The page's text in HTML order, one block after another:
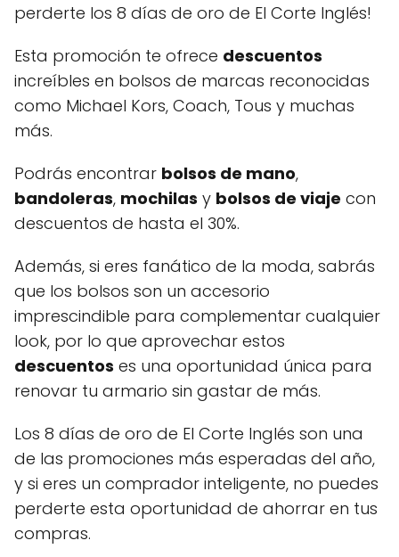
perderte los 8 días de oro de El Corte Inglés!
Esta promoción te ofrece descuentos
increíbles en bolsos de marcas reconocidas
como Michael Kors, Coach, Tous y muchas
más.
Podrás encontrar bolsos de mano,
bandoleras, mochilas y bolsos de viaje con
descuentos de hasta el 30%.
Además, si eres fanático de la moda, sabrás
que los bolsos son un accesorio
imprescindible para complementar cualquier
look, por lo que aprovechar estos
descuentos es una oportunidad única para
renovar tu armario sin gastar de más.
Los 8 días de oro de El Corte Inglés son una
de las promociones más esperadas del año,
y si eres un comprador inteligente, no puedes
perderte esta oportunidad de ahorrar en tus
compras.